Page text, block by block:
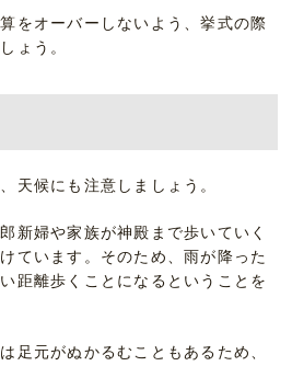
をオーバーしないよう、挙式の際
ょう。
天候にも注意しましょう。
新婦や家族が神殿まで歩いていく
ています。そのため、雨が降った
距離歩くことになるということを
足元がぬかるむこともあるため、